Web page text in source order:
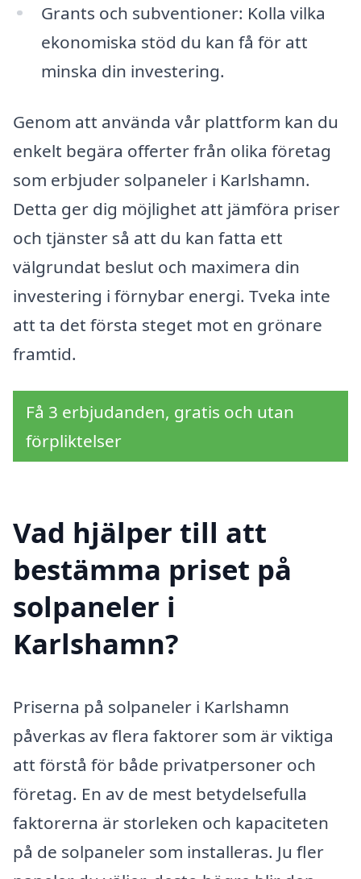
Grants och subventioner: Kolla vilka
ekonomiska stöd du kan få för att
minska din investering.
Genom att använda vår plattform kan du
enkelt begära offerter från olika företag
som erbjuder solpaneler i Karlshamn.
Detta ger dig möjlighet att jämföra priser
och tjänster så att du kan fatta ett
välgrundat beslut och maximera din
investering i förnybar energi. Tveka inte
att ta det första steget mot en grönare
framtid.
Få 3 erbjudanden, gratis och utan
förpliktelser
Vad hjälper till att
bestämma priset på
solpaneler i
Karlshamn?
Priserna på solpaneler i Karlshamn
påverkas av flera faktorer som är viktiga
att förstå för både privatpersoner och
företag. En av de mest betydelsefulla
faktorerna är storleken och kapaciteten
på de solpaneler som installeras. Ju fler